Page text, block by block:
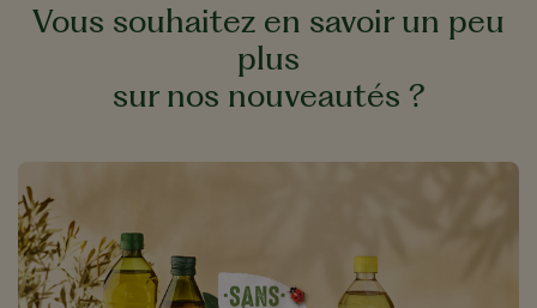
Vous souhaitez en savoir un peu
plus
sur nos nouveautés ?